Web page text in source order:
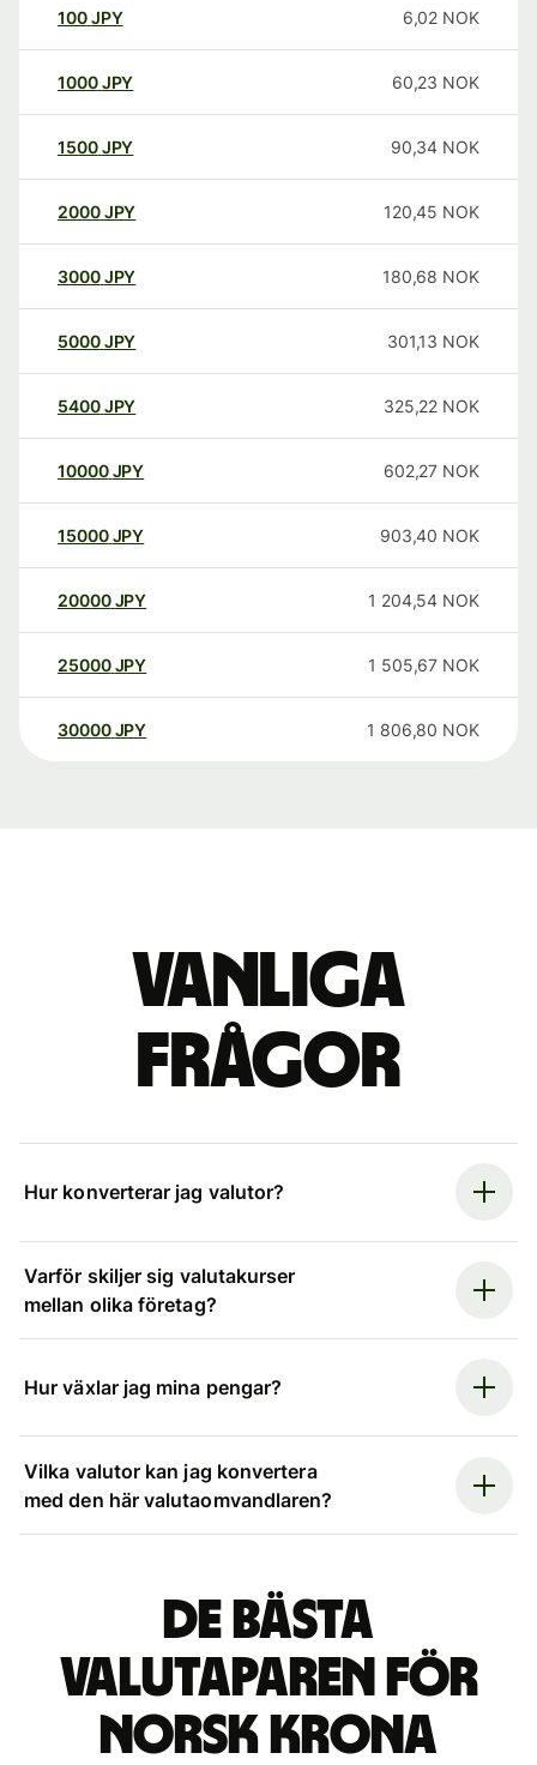
100JPY 6,02 NOK
1000JPY 60,23 NOK
1500JPY 90,34 NOK
2000JPY 120,45 NOK
3000JPY 180,68 NOK
5000JPY 301,13 NOK
5400JPY 325,22 NOK
10000 JPY 602,27 NOK
15000 JPY 903,40 NOK
20000 JPY 1 204,54 NOK
25000 JPY 1 505,67 NOK
30000 JPY 1 806,80 NOK
Vanliga
frågor
Hur konverterar jag valutor?
Varför skiljer sig valutakurser
mellan olika företag?
Hur växlar jag mina pengar?
Vilka valutor kan jag konvertera
med den här valutaomvandlaren?
De bästa
valutaparen för
norsk krona